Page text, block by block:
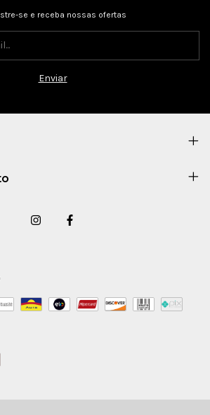
se e receba nossas ofertas